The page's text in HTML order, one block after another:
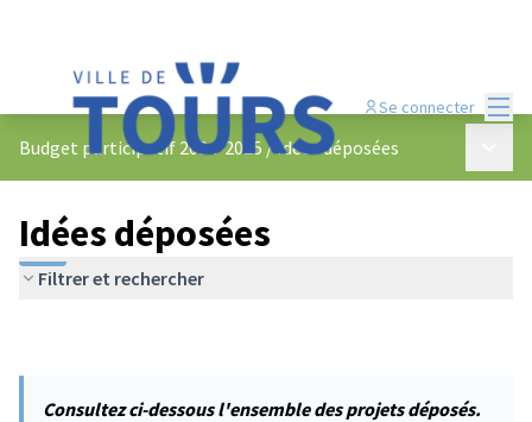
Se connecter
Budget participatif 2024-2025 /Idées déposées
Idées déposées
Filtrer et rechercher
Consultez ci-dessous l'ensemble des projets déposés.